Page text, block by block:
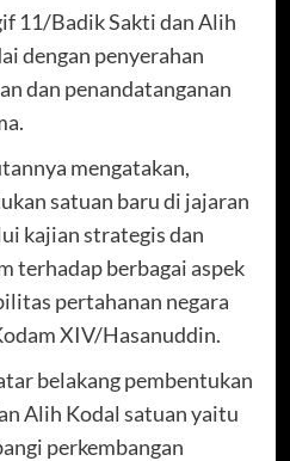
11/Badik Sakti dan Alih
dengan penyerahan
dan penandatanganan
mengatakan,
satuan baru di jajaran
kajian strategis dan
terhadap berbagai aspek
pertahanan negara
XIV/Hasanuddin.
belakang pembentukan
Alih Kodal satuan yaitu
perkembangan